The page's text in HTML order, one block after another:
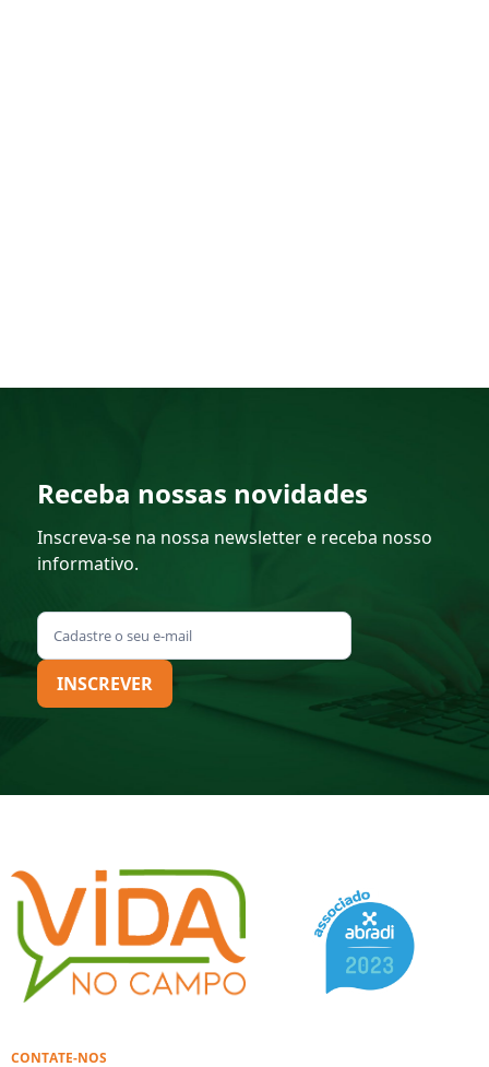
Receba nossas novidades
Inscreva-se na nossa newsletter e receba nosso
informativo.
INSCREVER
CONTATE-NOS